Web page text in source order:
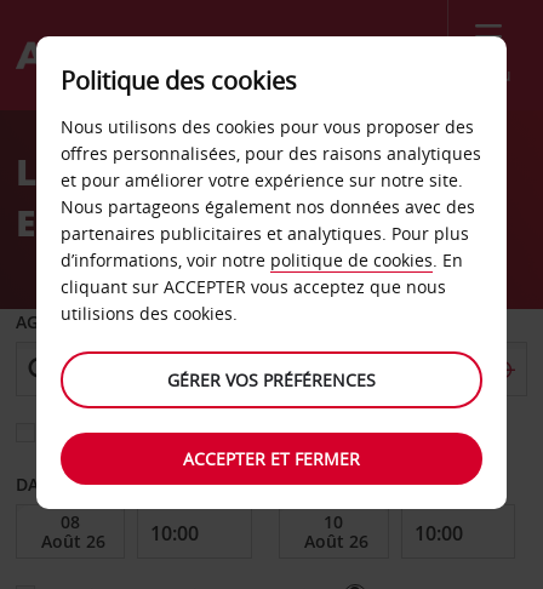
Menu
Welcome
AvisLocation de voiture Port
Edward
AGENCE DE DÉPART
Sélectionnez une autre agence de retour
DATE DE DÉBUT DATE DE FIN
Politique des cookies
Nous utilisons des cookies pour vous proposer des
offres personnalisées, pour des raisons analytiques
et pour améliorer votre expérience sur notre site.
Nous partageons également nos données avec des
partenaires publicitaires et analytiques. Pour plus
d’informations, voir notre politique de cookies. En
cliquant sur ACCEPTER vous acceptez que nous
utilisions des cookies.
GÉRER VOS PRÉFÉRENCES
ACCEPTER ET FERMER